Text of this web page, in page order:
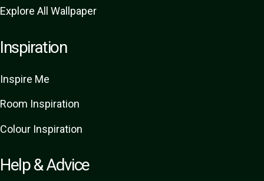
Explore All Wallpaper
Inspiration
Inspire Me
Room Inspiration
Colour Inspiration
Help & Advice